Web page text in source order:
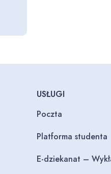
USŁUGI
Poczta
Platforma studenta
E-dziekanat –